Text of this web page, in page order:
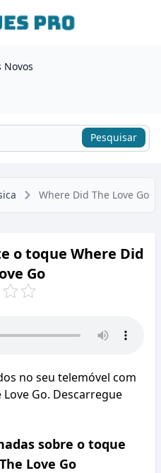
Novos
Pesquisar
Where Did The Love Go
o toque Where Did
Go
no seu telemóvel com
Go. Descarregue
sobre o toque
Love Go